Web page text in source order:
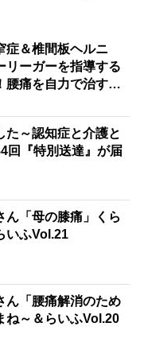
症＆椎間板ヘルニ
リーガーを指導する
腰痛を自力で治す運
た～認知症と介護と
回『特別送達』が届
ん「母の膝痛」くら
いふVol.21
ん「腰痛解消のため
ね～＆らいふVol.20